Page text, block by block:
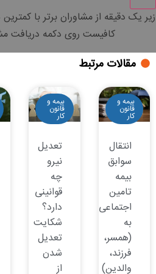
زیر یک دقیقه از مشاوران برتر باکمترین
کافیست روی دکمه دریافت
مقالات مرتبط
بیمه و
قانون
کار
انتقال
سوابق
بیمه
تامین
اجتماعی
به
(همسر،
فرزند،
والدین)
بیمه و
قانون
کار
تعدیل
نیرو
چه
قوانینی
دارد؟
شکایت
تعدیل
شدن
از